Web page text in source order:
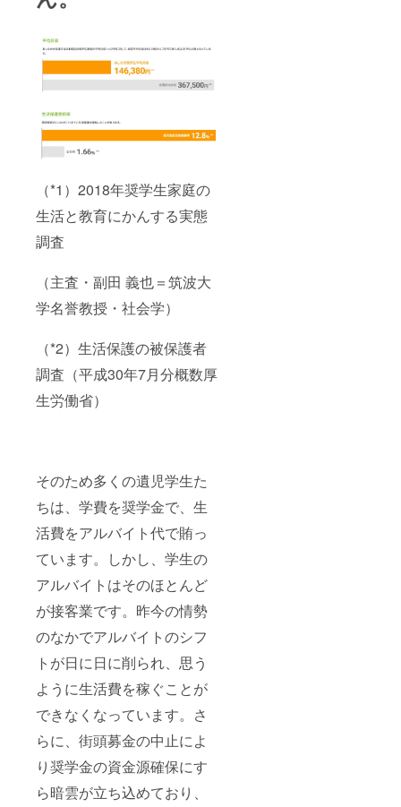
（*1）2018年奨学生家庭の
生活と教育にかんする実態
調査
（主査・副田 義也＝筑波大
学名誉教授・社会学）
（*2）生活保護の被保護者
調査（平成30年7月分概数厚
生労働省）
そのため多くの遺児学生た
ちは、学費を奨学金で、生
活費をアルバイト代で賄っ
ています。しかし、学生の
アルバイトはそのほとんど
が接客業です。昨今の情勢
のなかでアルバイトのシフ
トが日に日に削られ、思う
ように生活費を稼ぐことが
できなくなっています。さ
らに、街頭募金の中止によ
り奨学金の資金源確保にす
ら暗雲が立ち込めており、